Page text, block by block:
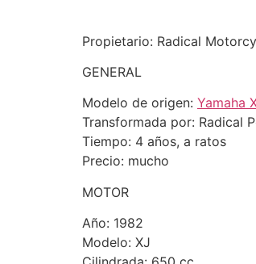
Propietario: Radical
GENERAL
Modelo de origen: Yamaha
Transformada por: Radical
Tiempo: 4 años, a ratos
Precio: mucho
MOTOR
Año: 1982
Modelo: XJ